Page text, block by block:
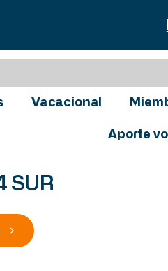
Vacacional
Aporte
SUR